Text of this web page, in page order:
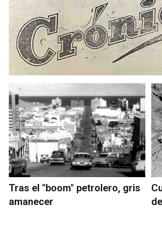
Tras el "boom" petrolero, gris
amanecer